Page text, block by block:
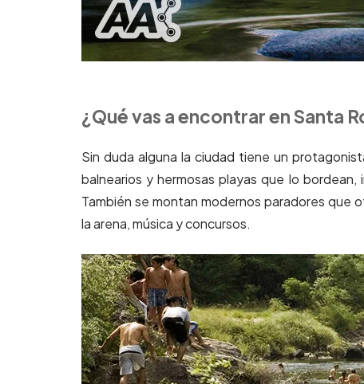
¿Qué vas a encontrar en Santa
Sin duda alguna la ciudad tiene un
balnearios y hermosas playas que lo
También se montan modernos paradores que
la arena, música y concursos.